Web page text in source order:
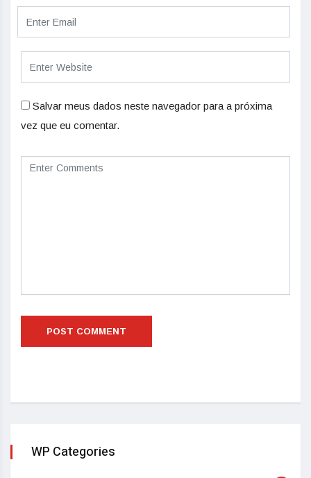
Salvar meus dados neste navegador para a próxima
vez que eu comentar.
WP Categories